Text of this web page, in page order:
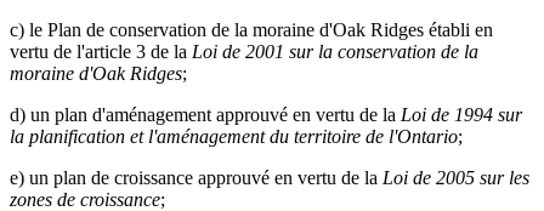
c) le Plan de conservation de la moraine d'Oak Ridges établi en
vertu de l'article 3 de la Loi de 2001 sur la conservation de la
moraine d'Oak Ridges;
d) un plan d'aménagement approuvé en vertu de la Loi de 1994 sur
la planification et l'aménagement du territoire de l'Ontario;
e) un plan de croissance approuvé en vertu de la Loi de 2005 sur les
zones de croissance;